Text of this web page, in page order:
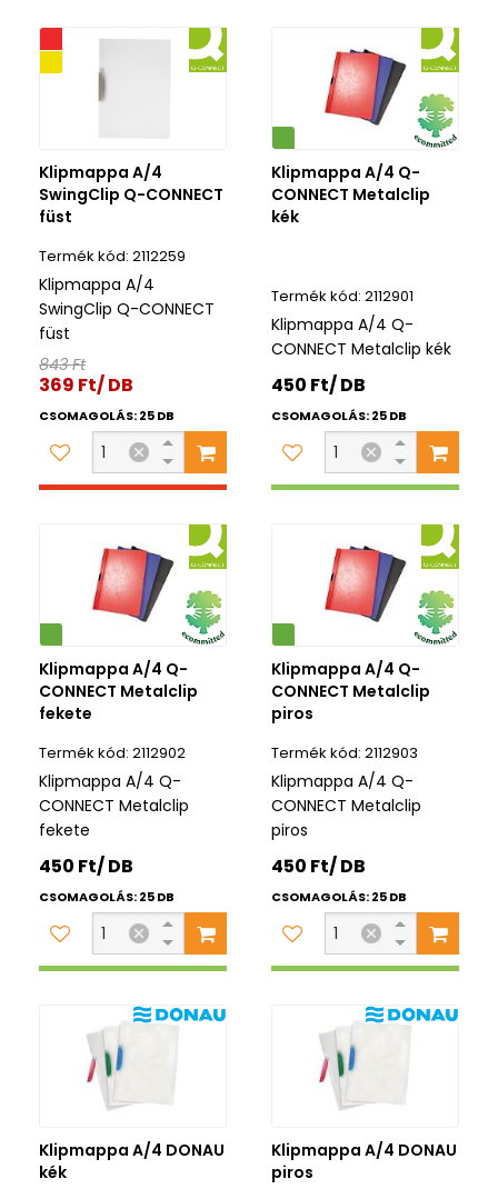
Klipmappa A/4
SwingClip Q-CONNECT
füst
2112259
Klipmappa A/4
SwingClip Q-CONNECT
füst
843 Ft
369 Ft/ DB
CSOMAGOLÁS: 25 DB
Klipmappa A/4 Q-
CONNECT Metalclip
kék
2112901
Klipmappa A/4 Q-
CONNECT Metalclip kék
450 Ft/ DB
CSOMAGOLÁS: 25 DB
Klipmappa A/4 Q-
CONNECT Metalclip
fekete
2112902
Klipmappa A/4 Q-
CONNECT Metalclip
fekete
450 Ft/ DB
CSOMAGOLÁS: 25 DB
Környezetbarát
Klipmappa A/4 Q-
CONNECT Metalclip
piros
2112903
Klipmappa A/4 Q-
CONNECT Metalclip
piros
450 Ft/ DB
CSOMAGOLÁS: 25 DB
Klipmappa A/4 DONAU
kék
Klipmappa A/4 DONAU
piros